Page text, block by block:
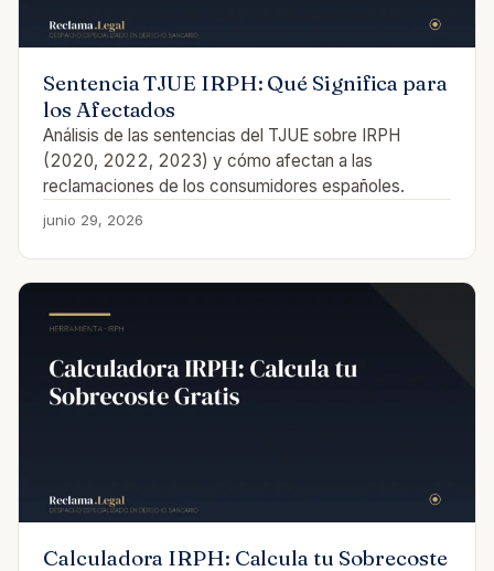
Sentencia TJUE IRPH: Qué Significa para
los Afectados
Análisis de las sentencias del TJUE sobre IRPH
(2020, 2022, 2023) y cómo afectan a las
reclamaciones de los consumidores españoles.
junio 29, 2026
Calculadora IRPH: Calcula tu Sobrecoste